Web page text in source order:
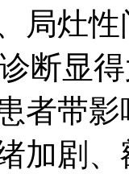
局灶
断显
者带
加剧